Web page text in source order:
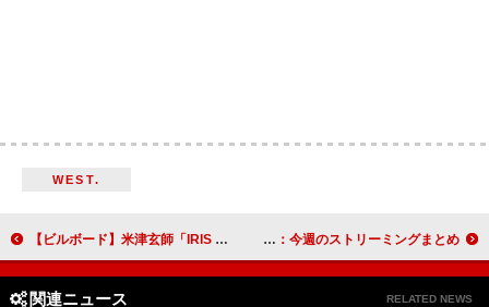
WEST.
【ビルボード】米津玄師「IRIS OUT」ストリーミング・ソング首位奪還 ミスチル新曲が初登場 Novelbright「Walking with you」5億回突破：今週のストリーミングまとめ
関連ニュース RELATED NEWS